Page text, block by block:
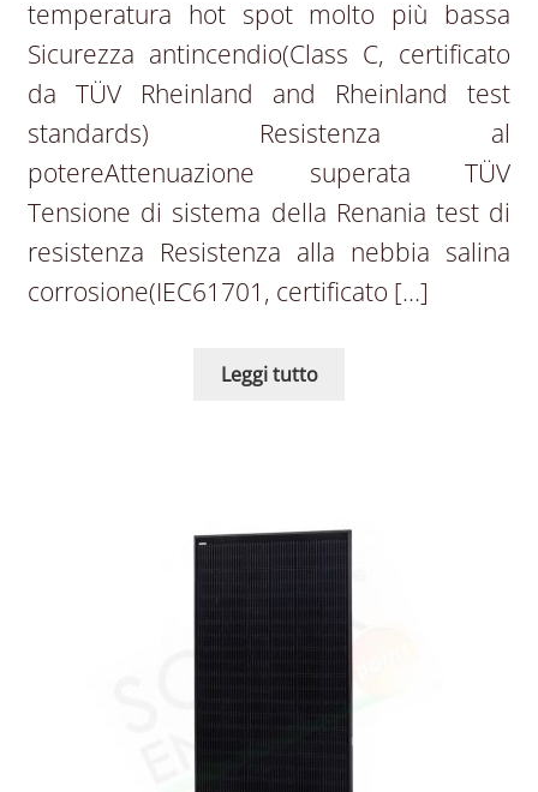
temperatura hot spot molto più bassa
Sicurezza antincendio(Class C, certificato
da TÜV Rheinland and Rheinland test
standards) Resistenza al
potereAttenuazione superata TÜV
Tensione di sistema della Renania test di
resistenza Resistenza alla nebbia salina
corrosione(IEC61701, certificato […]
Leggi tutto